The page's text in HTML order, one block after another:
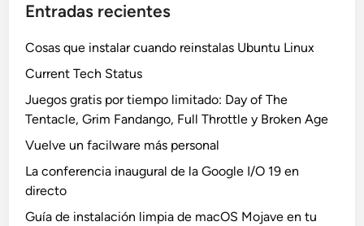
Entradas recientes
Cosas que instalar cuando reinstalas Ubuntu Linux
Current Tech Status
Juegos gratis por tiempo limitado: Day of The
Tentacle, Grim Fandango, Full Throttle y Broken Age
Vuelve un facilware más personal
La conferencia inaugural de la Google I/O 19 en
directo
Guía de instalación limpia de macOS Mojave en tu